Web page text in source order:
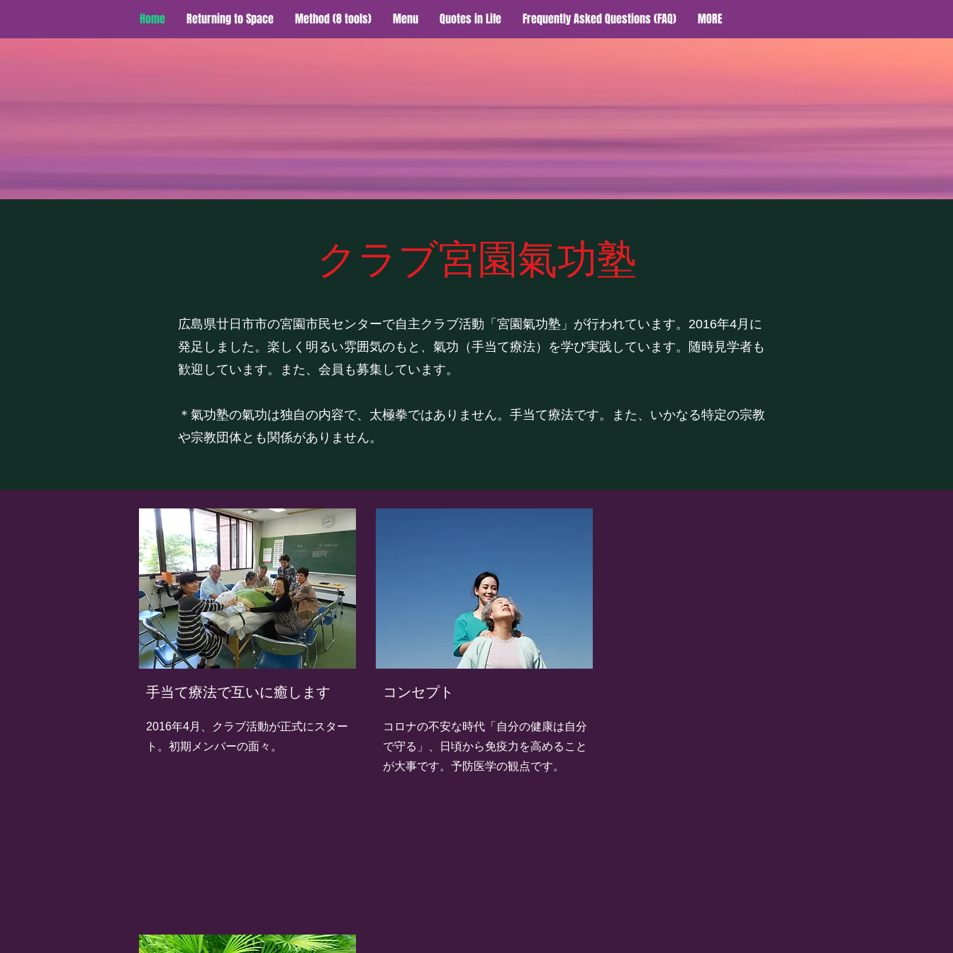
Home Returning to Space Method (8 tools) Menu Quotes in Life Frequently Asked Questions (FAQ) MORE
クラブ宮園氣功塾
広島県廿日市市の宮園市民センターで自主クラブ活動「宮園氣功塾」が行われています。2016年4月に
発足しました。楽しく明るい雰囲気のもと、氣功（手当て療法）を学び実践しています。随時見学者も
歓迎しています。また、会員も募集しています。
​＊氣功塾の氣功は独自の内容で、太極拳ではありません。手当て療法です。また、いかなる特定の宗教
や宗教団体とも関係がありません。
​手当て療法で互いに癒します
2016年4月、クラブ活動が正式にスター
ト。初期メンバーの面々。
​コンセプト
​コロナの不安な時代「自分の健康は自分
で守る」、日頃から免疫力を高めること
が大事です。予防医学の観点です。